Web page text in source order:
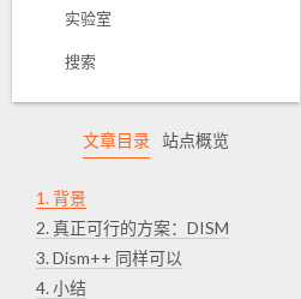
实验室
搜索
文章目录 站点概览
1.背景
2. 真正可行的方案：DISM
3. Dism++ 同样可以
4. 小结